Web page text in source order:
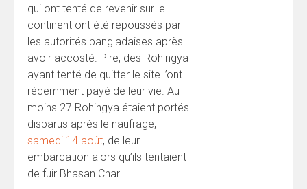
qui ont tenté de revenir sur le
continent ont été repoussés par
les autorités bangladaises après
avoir accosté. Pire, des Rohingya
ayant tenté de quitter le site l’ont
récemment payé de leur vie. Au
moins 27 Rohingya étaient portés
disparus après le naufrage,
samedi 14 août, de leur
embarcation alors qu’ils tentaient
de fuir Bhasan Char.